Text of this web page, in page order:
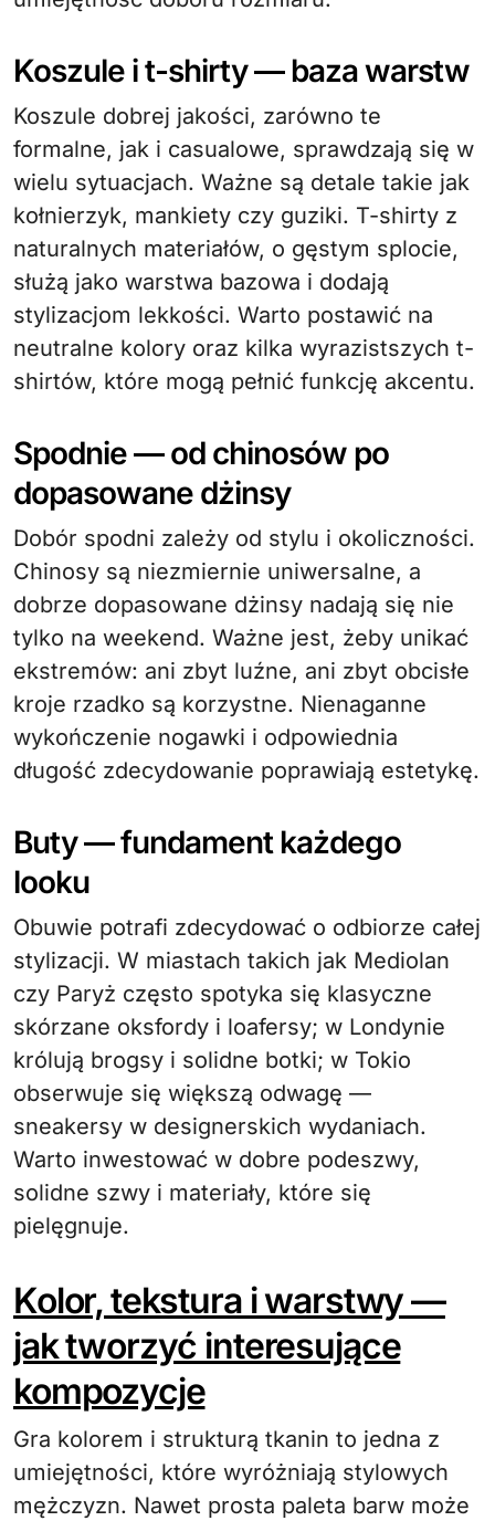
Koszule i t-shirty — baza warstw
Koszule dobrej jakości, zarówno te
formalne, jak i casualowe, sprawdzają się w
wielu sytuacjach. Ważne są detale takie jak
kołnierzyk, mankiety czy guziki. T-shirty z
naturalnych materiałów, o gęstym splocie,
służą jako warstwa bazowa i dodają
stylizacjom lekkości. Warto postawić na
neutralne kolory oraz kilka wyrazistszych t-
shirtów, które mogą pełnić funkcję akcentu.
Spodnie — od chinosów po
dopasowane dżinsy
Dobór spodni zależy od stylu i okoliczności.
Chinosy są niezmiernie uniwersalne, a
dobrze dopasowane dżinsy nadają się nie
tylko na weekend. Ważne jest, żeby unikać
ekstremów: ani zbyt luźne, ani zbyt obcisłe
kroje rzadko są korzystne. Nienaganne
wykończenie nogawki i odpowiednia
długość zdecydowanie poprawiają estetykę.
Buty — fundament każdego
looku
Obuwie potrafi zdecydować o odbiorze całej
stylizacji. W miastach takich jak Mediolan
czy Paryż często spotyka się klasyczne
skórzane oksfordy i loafersy; w Londynie
królują brogsy i solidne botki; w Tokio
obserwuje się większą odwagę —
sneakersy w designerskich wydaniach.
Warto inwestować w dobre podeszwy,
solidne szwy i materiały, które się
pielęgnuje.
Kolor, tekstura i warstwy —
jak tworzyć interesujące
kompozycje
Gra kolorem i strukturą tkanin to jedna z
umiejętności, które wyróżniają stylowych
mężczyzn. Nawet prosta paleta barw może